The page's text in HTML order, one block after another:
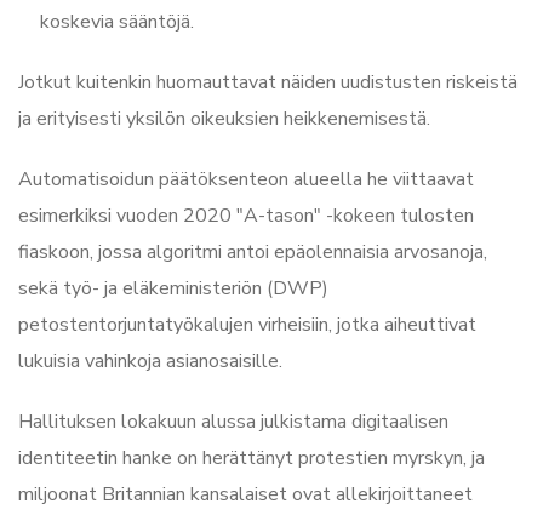
koskevia sääntöjä.
Jotkut kuitenkin huomauttavat näiden uudistusten riskeistä
ja erityisesti yksilön oikeuksien heikkenemisestä.
Automatisoidun päätöksenteon alueella he viittaavat
esimerkiksi vuoden 2020 "A-tason" -kokeen tulosten
fiaskoon, jossa algoritmi antoi epäolennaisia arvosanoja,
sekä työ- ja eläkeministeriön (DWP)
petostentorjuntatyökalujen virheisiin, jotka aiheuttivat
lukuisia vahinkoja asianosaisille.
Hallituksen lokakuun alussa julkistama digitaalisen
identiteetin hanke on herättänyt protestien myrskyn, ja
miljoonat Britannian kansalaiset ovat allekirjoittaneet